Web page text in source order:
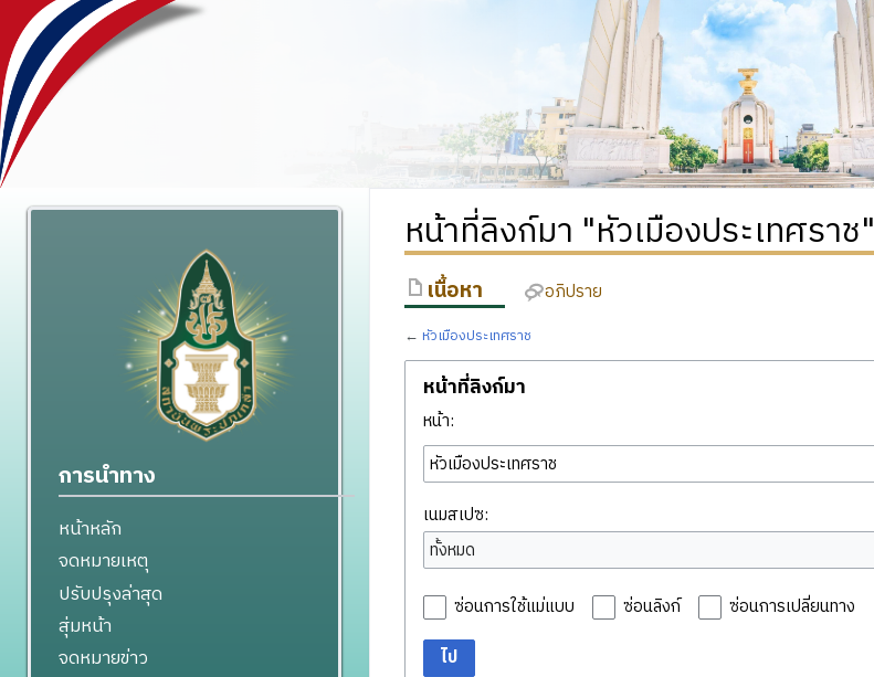
หน้าที่ลิงก์มา "หัวเมืองประเทศราช"
เนื้อหา อภิปราย
← หัวเมืองประเทศราช
หน้าที่ลิงก์มา
หน้า:
เนมสเปซ:
ทั้งหมด
ซ่อนการใช้แม่แบบ ซ่อนลิงก์
ซ่อนการเปลี่ยนทาง
ไป
การนำทาง
หน้าหลัก
จดหมายเหตุ
ปรับปรุงล่าสุด
สุ่มหน้า
จดหมายข่าว